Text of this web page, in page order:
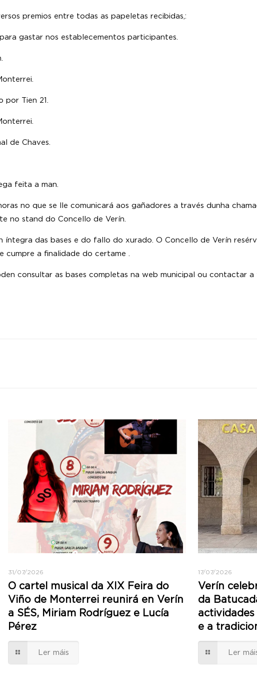
premios entre todas as papeletas recibidas,:
gastar nos establecementos participantes.
por Tien 21.
de Chaves.
feita a man.
no que se lle comunicará aos gañadores a través dunha
no stand do Concello de Verín.
das bases e do fallo do xurado. O Concello de Verín
cumpre a finalidade do certame .
consultar as bases completas na web municipal ou contactar
31/07/2026
O cartel musical da XIX Feira do
Viño de Monterrei reunirá en Verín
a SÉS, Miriam Rodríguez e Lucía
Pérez
Ler máis
17/07/2026
Verín
da
e a
Ler